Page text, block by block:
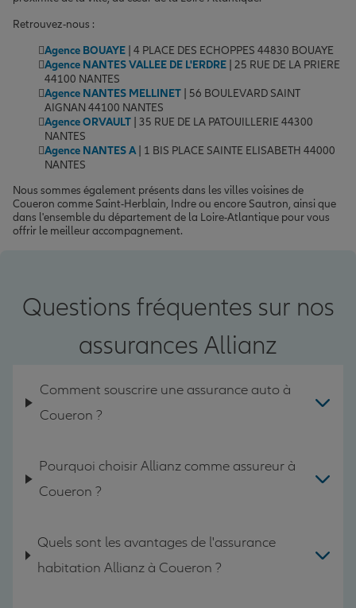
Retrouvez-nous :
Agence BOUAYE | 4 PLACE DES ECHOPPES 44830 BOUAYE
Agence NANTES VALLEE DE L'ERDRE | 25 RUE DE LA PRIERE
44100 NANTES
Agence NANTES MELLINET | 56 BOULEVARD SAINT
AIGNAN 44100 NANTES
Agence ORVAULT | 35 RUE DE LA PATOUILLERIE 44300
NANTES
Agence NANTES A| 1 BIS PLACE SAINTE ELISABETH 44000
NANTES
Nous sommes également présents dans les villes voisines de
Coueron comme Saint-Herblain, Indre ou encore Sautron, ainsi que
dans l'ensemble du département de la Loire-Atlantique pour vous
offrir le meilleur accompagnement.
Questions fréquentes sur nos
assurances Allianz
Comment souscrire une assurance auto à
Coueron ?
Pourquoi choisir Allianz comme assureur à
Coueron ?
Quels sont les avantages de l'assurance
habitation Allianz à Coueron ?